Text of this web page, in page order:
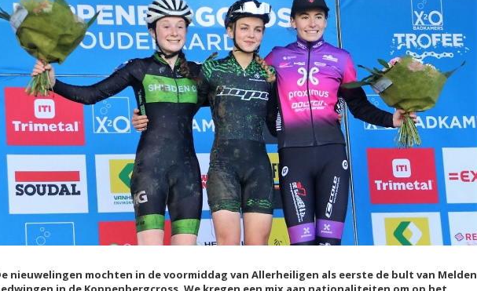
nieuwelingen mochten in de voormiddag van Allerheiligen als eerste de bult van Melden